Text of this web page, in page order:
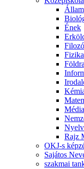
Ének
Fizika
Média
Rajz
OKJ-s
Sajátos
szakmai